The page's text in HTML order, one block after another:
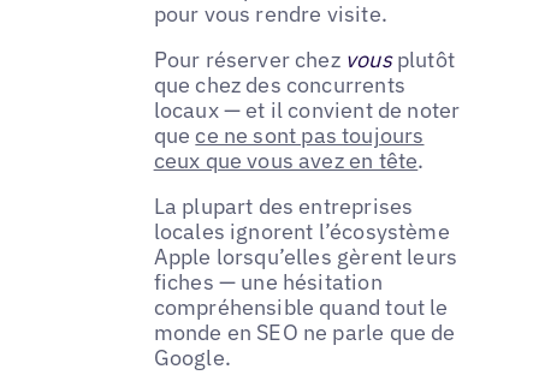
pour vous rendre visite.
Pour réserver chez vousplutôt
que chez des concurrents
locaux — et il convient de noter
quece ne sont pas toujours
ceux que vous avez en tête.
La plupart des entreprises
locales ignorent l’écosystème
Apple lorsqu’elles gèrent leurs
fiches — une hésitation
compréhensible quand tout le
monde en SEO ne parle que de
Google.